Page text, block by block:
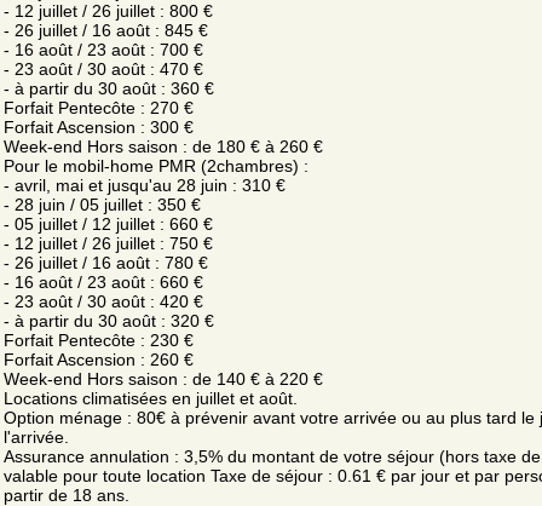
- 12 juillet / 26 juillet : 800 €
- 26 juillet / 16 août : 845 €
- 16 août / 23 août : 700 €
- 23 août / 30 août : 470 €
- à partir du 30 août : 360 €
Forfait Pentecôte : 270 €
Forfait Ascension : 300 €
Week-end Hors saison : de 180 € à 260 €
Pour le mobil-home PMR (2chambres) :
- avril, mai et jusqu'au 28 juin : 310 €
- 28 juin / 05 juillet : 350 €
- 05 juillet / 12 juillet : 660 €
- 12 juillet / 26 juillet : 750 €
- 26 juillet / 16 août : 780 €
- 16 août / 23 août : 660 €
- 23 août / 30 août : 420 €
- à partir du 30 août : 320 €
Forfait Pentecôte : 230 €
Forfait Ascension : 260 €
Week-end Hors saison : de 140 € à 220 €
Locations climatisées en juillet et août.
Option ménage : 80€ à prévenir avant votre arrivée ou au plus tard le
l'arrivée.
Assurance annulation : 3,5% du montant de votre séjour (hors taxe
valable pour toute location Taxe de séjour : 0.61 € par jour et par
partir de 18 ans.